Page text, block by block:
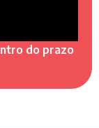
do prazo